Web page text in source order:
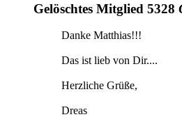
Gelöschtes Mitglied 5328
Danke Matthias!!!
Das ist lieb von Dir....
Herzliche Grüße,
Dreas